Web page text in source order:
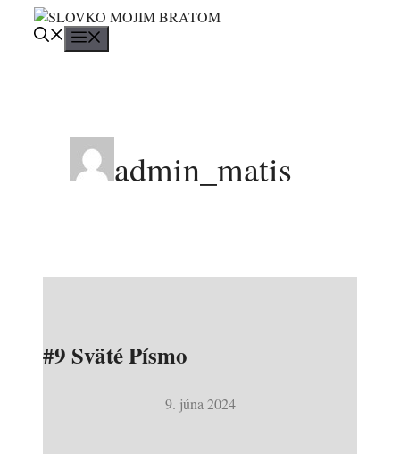
Preskočiť
admin_matis
#9 Sväté Písmo
9. júna 2024